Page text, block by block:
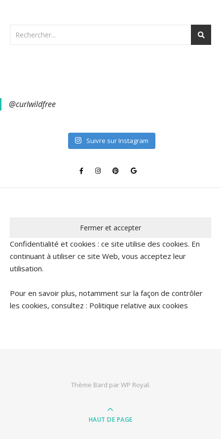
@curlwildfree
Suivre sur Instagram
Confidentialité et cookies : ce site utilise des cookies. En
continuant à utiliser ce site Web, vous acceptez leur
utilisation.
Pour en savoir plus, notamment sur la façon de contrôler
les cookies, consultez : Politique relative aux cookies
Thème Bard parWP Royal.
HAUT DE PAGE